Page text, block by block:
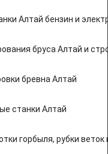
Алтай бензин и
бруса Алтай и
бревна Алтай
станки Алтай
горбыля, рубки веток